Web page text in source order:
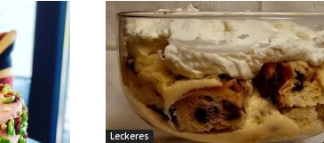
Leckeres